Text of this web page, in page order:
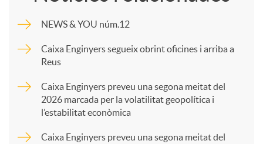
m
p
a
NEWS & YOU núm.12
Caixa Enginyers segueix obrint oficines i arriba a
Reus
Caixa Enginyers preveu una segona meitat del
2026 marcada per la volatilitat geopolítica i
l’estabilitat econòmica
Caixa Enginyers preveu una segona meitat del